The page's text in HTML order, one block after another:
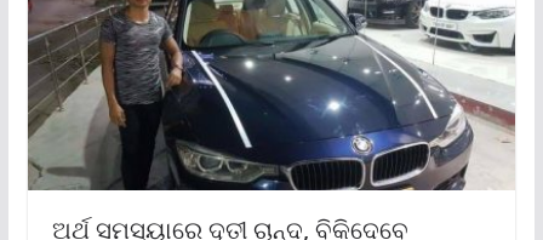
ଅର୍ଥ ସମସ୍ୟାରେ ଦୂତୀ ଚାନ୍ଦ, ବିକିଦେବେ